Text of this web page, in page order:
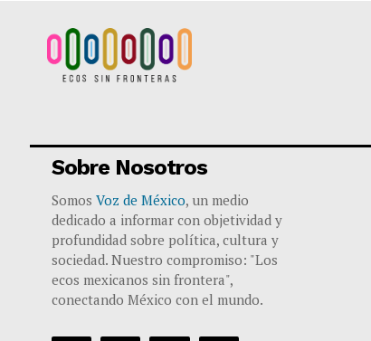
Sobre Nosotros
Somos Voz de México, un medio
dedicado a informar con objetividad y
profundidad sobre política, cultura y
sociedad. Nuestro compromiso: "Los
ecos mexicanos sin frontera",
conectando México con el mundo.